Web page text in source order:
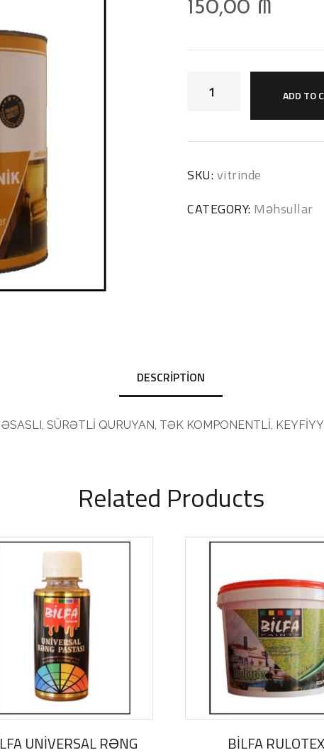
150,00 ₼
ADD TO
SKU:vitrinde
CATEGORY: Məhsullar
DESCRIPTION
SÜRƏTLİ QURUYAN, TƏK KOMPONENTLİ,
Related Products
UNİVERSAL RƏNG
BİLFA RULOTEX